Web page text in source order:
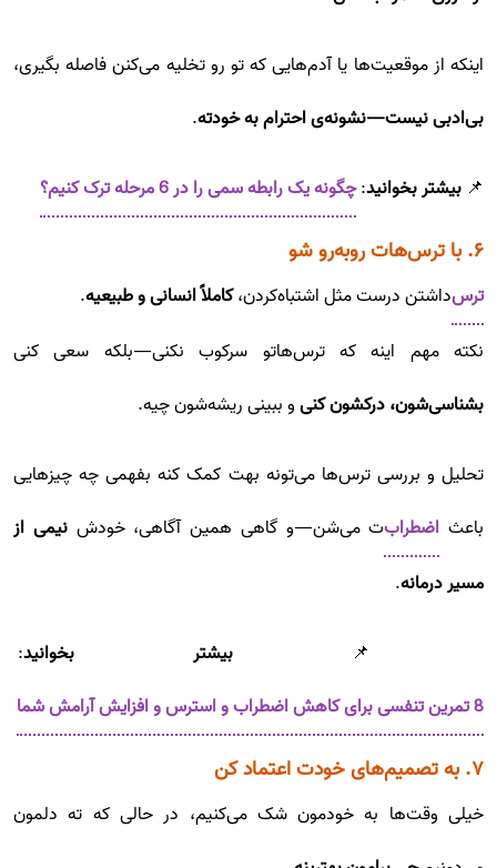
اینکه از موقعیت‌ها یا آدم‌هایی که تو رو تخلیه می‌کنن فاصله بگیری،
بی‌ادبی نیست—نشونه‌ی احترام به خودته.
📌 بیشتر بخوانید:چگونه یک رابطه سمی را در 6 مرحله ترک کنیم؟
۶. با ترس‌هات روبه‌رو شو
ترس‌داشتن درست مثل اشتباه‌کردن،کاملاً انسانی و طبیعیه.
نکته مهم اینه که ترس‌هاتو سرکوب نکنی—بلکه سعی کنی
بشناسی‌شون، درکشون کنیو ببینی ریشه‌شون چیه.
تحلیل و بررسی ترس‌ها می‌تونه بهت کمک کنه بفهمی چه چیزهایی
باعث اضطراب‌ت می‌شن—و گاهی همین آگاهی، خودشنیمی از
مسیر درمانه.
📌 بیشتر بخوانید:
8 تمرین تنفسی برای کاهش اضطراب و استرس و افزایش آرامش شما
۷. به تصمیم‌های خودت اعتماد کن
خیلی وقت‌ها به خودمون شک می‌کنیم، در حالی که ته دلمون